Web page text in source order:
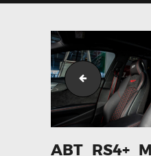
MARQUES
LE SUR-
ABT
CONTACT